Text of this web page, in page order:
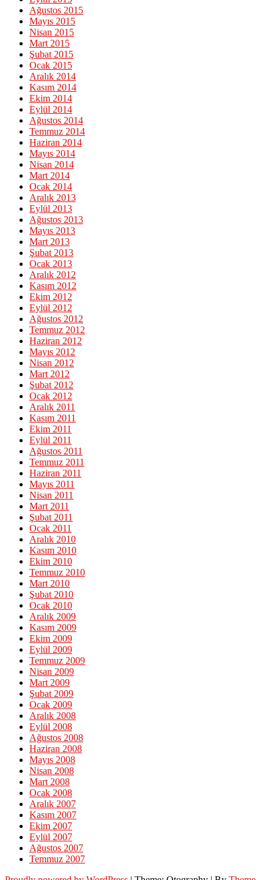
Ağustos 2015
Mayıs 2015
Nisan 2015
Mart 2015
Şubat 2015
Ocak 2015
Aralık 2014
Kasım 2014
Ekim 2014
Eylül 2014
Ağustos 2014
Temmuz 2014
Haziran 2014
Mayıs 2014
Nisan 2014
Mart 2014
Ocak 2014
Aralık 2013
Eylül 2013
Ağustos 2013
Mayıs 2013
Mart 2013
Şubat 2013
Ocak 2013
Aralık 2012
Kasım 2012
Ekim 2012
Eylül 2012
Ağustos 2012
Temmuz 2012
Haziran 2012
Mayıs 2012
Nisan 2012
Mart 2012
Şubat 2012
Ocak 2012
Aralık 2011
Kasım 2011
Ekim 2011
Eylül 2011
Ağustos 2011
Temmuz 2011
Haziran 2011
Mayıs 2011
Nisan 2011
Mart 2011
Şubat 2011
Ocak 2011
Aralık 2010
Kasım 2010
Ekim 2010
Temmuz 2010
Mart 2010
Şubat 2010
Ocak 2010
Aralık 2009
Kasım 2009
Ekim 2009
Eylül 2009
Temmuz 2009
Nisan 2009
Mart 2009
Şubat 2009
Ocak 2009
Aralık 2008
Eylül 2008
Ağustos 2008
Haziran 2008
Mayıs 2008
Nisan 2008
Mart 2008
Ocak 2008
Aralık 2007
Kasım 2007
Ekim 2007
Eylül 2007
Ağustos 2007
Temmuz 2007